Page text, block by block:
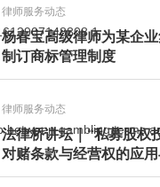
律师服务动态
杨春宝高级律师为某企业
制订商标管理制度
律师服务动态
法律桥讲坛｜“私募股权
对赌条款与经营权的应
例分析”讲座成功举办